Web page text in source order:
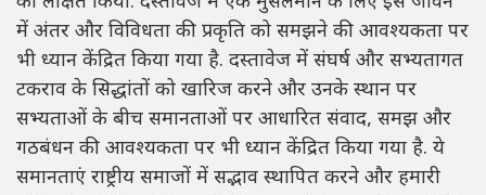
में अंतर और विविधता की प्रकृति को समझने की आवश्यकता पर
भी ध्यान केंद्रित किया गया है. दस्तावेज में संघर्ष और सभ्यतागत
टकराव के सिद्धांतों को खारिज करने और उनके स्थान पर
सभ्यताओं के बीच समानताओं पर आधारित संवाद, समझ और
गठबंधन की आवश्यकता पर भी ध्यान केंद्रित किया गया है. ये
समानताएं राष्ट्रीय समाजों में सद्भाव स्थापित करने और हमारी